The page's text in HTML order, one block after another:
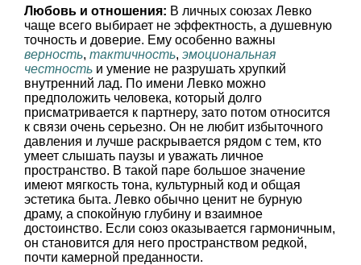
Любовь и отношения: В личных союзах Левко
чаще всего выбирает не эффектность, а душевную
точность и доверие. Ему особенно важны
верность, тактичность, эмоциональная
честность и умение не разрушать хрупкий
внутренний лад. По имени Левко можно
предположить человека, который долго
присматривается к партнеру, зато потом относится
к связи очень серьезно. Он не любит избыточного
давления и лучше раскрывается рядом с тем, кто
умеет слышать паузы и уважать личное
пространство. В такой паре большое значение
имеют мягкость тона, культурный код и общая
эстетика быта. Левко обычно ценит не бурную
драму, а спокойную глубину и взаимное
достоинство. Если союз оказывается гармоничным,
он становится для него пространством редкой,
почти камерной преданности.